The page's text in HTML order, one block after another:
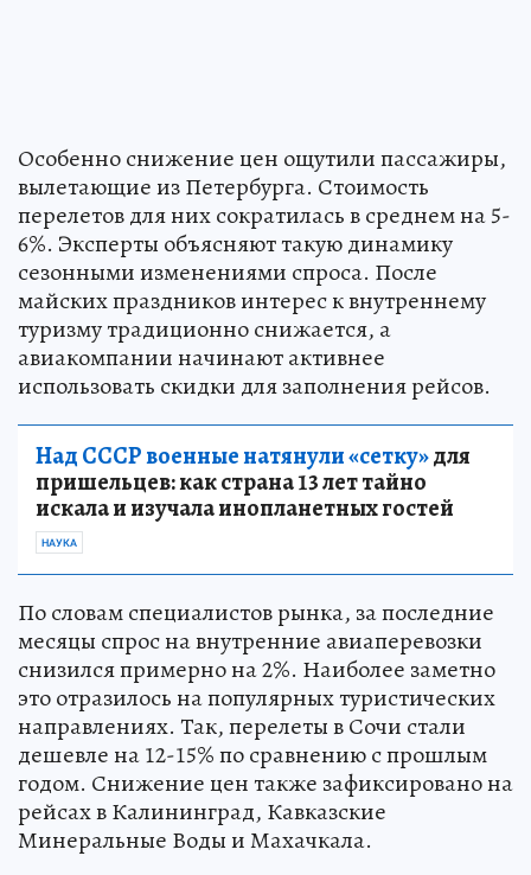
Особенно снижение цен ощутили пассажиры,
вылетающие из Петербурга. Стоимость
перелетов для них сократилась в среднем на 5-
6%. Эксперты объясняют такую динамику
сезонными изменениями спроса. После
майских праздников интерес к внутреннему
туризму традиционно снижается, а
авиакомпании начинают активнее
использовать скидки для заполнения рейсов.
Над СССР военные натянули «сетку»для
пришельцев: как страна 13 лет тайно
искала и изучала инопланетных гостей
НАУКА
По словам специалистов рынка, за последние
месяцы спрос на внутренние авиаперевозки
снизился примерно на 2%. Наиболее заметно
это отразилось на популярных туристических
направлениях. Так, перелеты в Сочи стали
дешевле на 12-15% по сравнению с прошлым
годом. Снижение цен также зафиксировано на
рейсах в Калининград, Кавказские
Минеральные Воды и Махачкала.